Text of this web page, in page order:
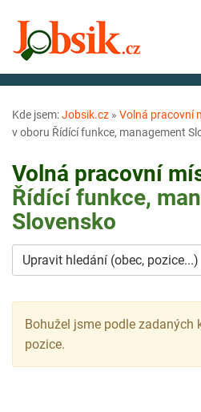
Kde jsem:Jobsik.cz » Volná pracovní
v oboru Řídící funkce, management
Volná pracovní
Řídící funkce,
Slovensko
Upravit hledání (obec, pozice...)
Bohužel jsme podle zadaných
pozice.